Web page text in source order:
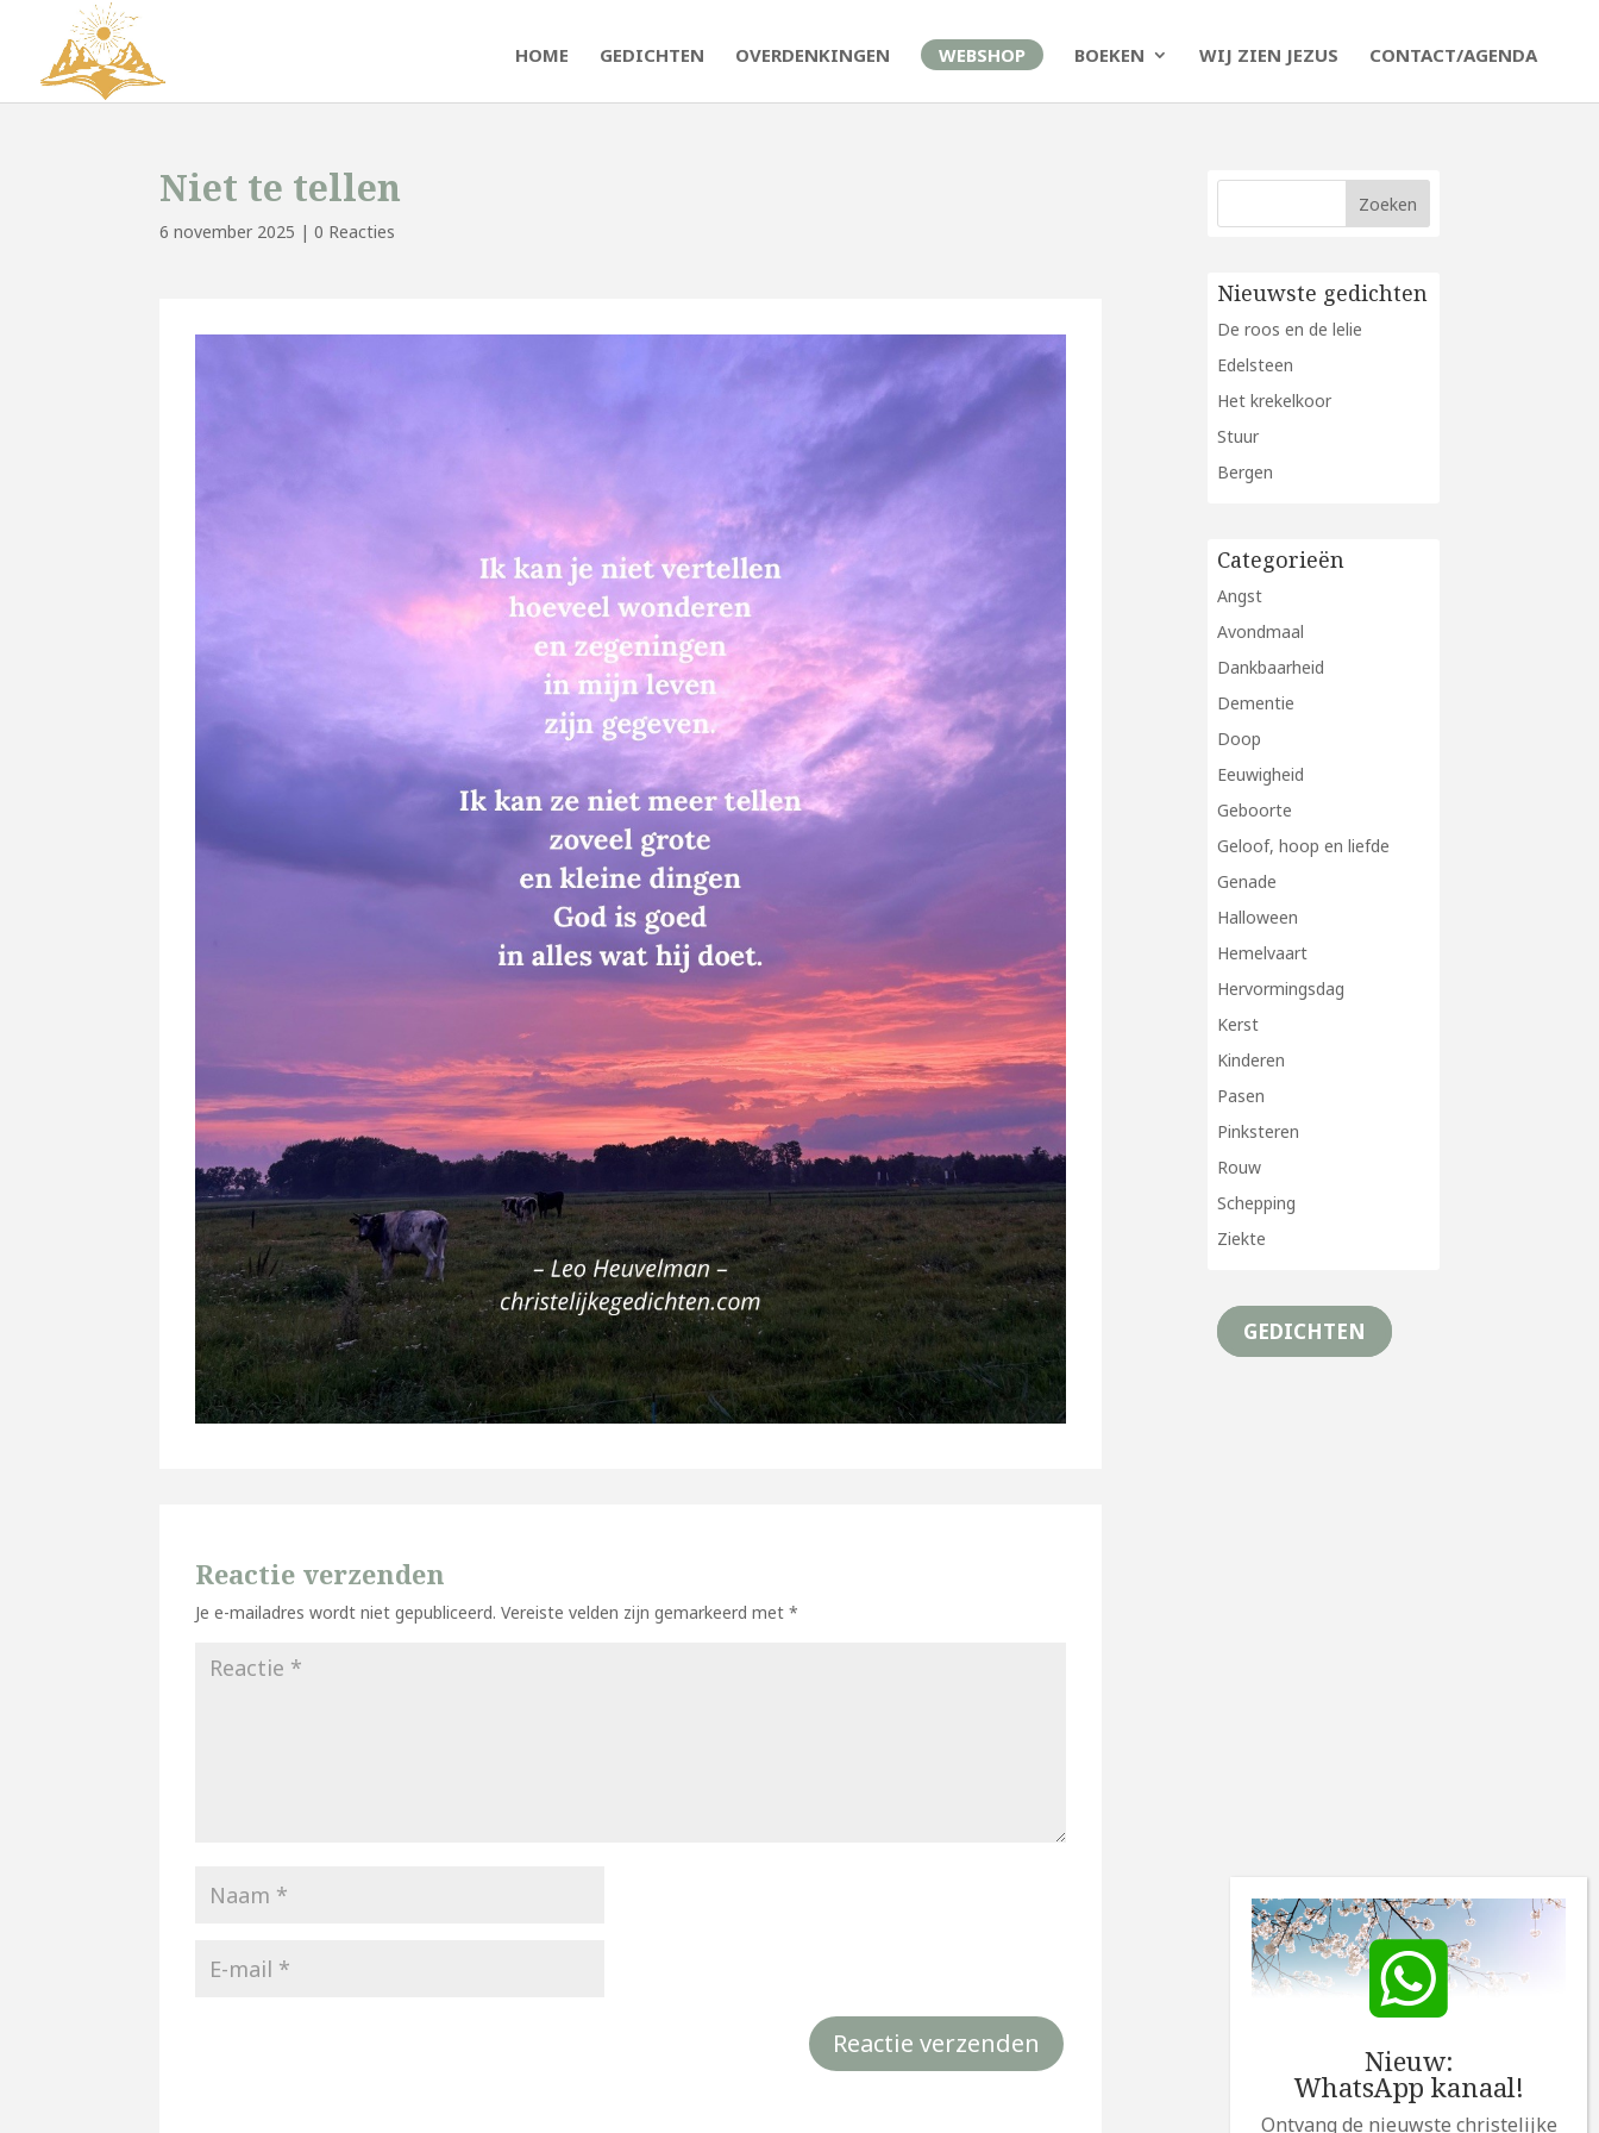
HOME GEDICHTEN OVERDENKINGEN WEBSHOP BOEKEN WIJ ZIEN JEZUS CONTACT/AGENDA
Niet te tellen
6 november 2025 |0 Reacties
Reactie verzenden
Je e-mailadres wordt niet gepubliceerd. Vereiste velden zijn gemarkeerd met*
Nieuwste gedichten
De roos en de lelie
Edelsteen
Het krekelkoor
Stuur
Bergen
Categorieën
Angst
Avondmaal
Dankbaarheid
Dementie
Doop
Eeuwigheid
Geboorte
Geloof, hoop en liefde
Genade
Halloween
Hemelvaart
Hervormingsdag
Kerst
Kinderen
Pasen
Pinksteren
Rouw
Schepping
Ziekte
GEDICHTEN
Nieuw:
WhatsApp kanaal!
Ontvang de nieuwste christelijke